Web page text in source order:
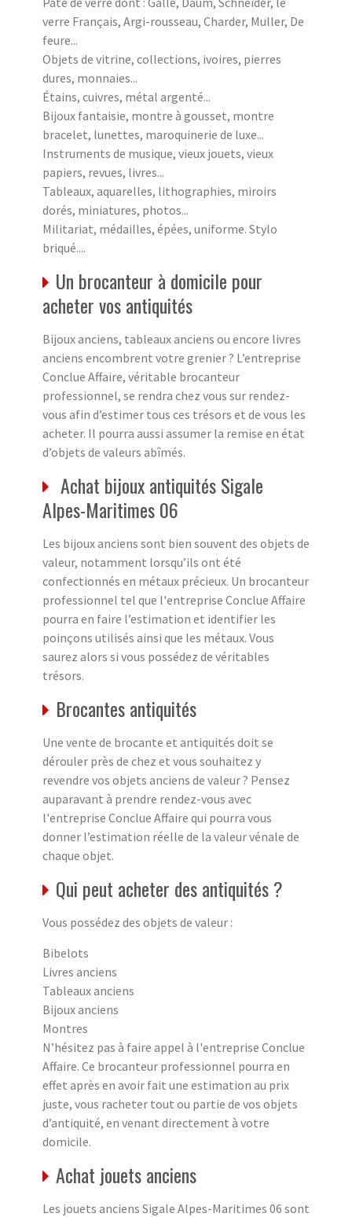
verre Français, Argi-rousseau, Charder, Muller, De
feure...
Objets de vitrine, collections, ivoires, pierres
dures, monnaies...
Étains, cuivres, métal argenté...
Bijoux fantaisie, montre à gousset, montre
bracelet, lunettes, maroquinerie de luxe...
Instruments de musique, vieux jouets, vieux
papiers, revues, livres...
Tableaux, aquarelles, lithographies, miroirs
dorés, miniatures, photos...
Militariat, médailles, épées, uniforme. Stylo
briqué....
Un brocanteur à domicile pour
acheter vos antiquités
Bijoux anciens, tableaux anciens ou encore livres
anciens encombrent votre grenier ? L’entreprise
Conclue Affaire, véritable brocanteur
professionnel, se rendra chez vous sur rendez-
vous afin d’estimer tous ces trésors et de vous les
acheter. Il pourra aussi assumer la remise en état
d’objets de valeurs abîmés.
Achat bijoux antiquités Sigale
Alpes-Maritimes 06
Les bijoux anciens sont bien souvent des objets de
valeur, notamment lorsqu’ils ont été
confectionnés en métaux précieux. Un brocanteur
professionnel tel que l'entreprise Conclue Affaire
pourra en faire l’estimation et identifier les
poinçons utilisés ainsi que les métaux. Vous
saurez alors si vous possédez de véritables
trésors.
Brocantes antiquités
Une vente de brocante et antiquités doit se
dérouler près de chez et vous souhaitez y
revendre vos objets anciens de valeur ? Pensez
auparavant à prendre rendez-vous avec
l'entreprise Conclue Affaire qui pourra vous
donner l’estimation réelle de la valeur vénale de
chaque objet.
Qui peut acheter des antiquités ?
Vous possédez des objets de valeur :
Bibelots
Livres anciens
Tableaux anciens
Bijoux anciens
Montres
N’hésitez pas à faire appel à l'entreprise Conclue
Affaire. Ce brocanteur professionnel pourra en
effet après en avoir fait une estimation au prix
juste, vous racheter tout ou partie de vos objets
d’antiquité, en venant directement à votre
domicile.
Achat jouets anciens
Les jouets anciens Sigale Alpes-Maritimes 06 sont